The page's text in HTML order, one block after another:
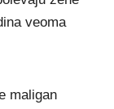
veoma
maligan